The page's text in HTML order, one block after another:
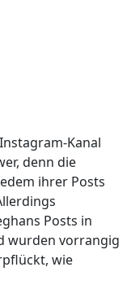
Kanal
denn die
ihrer Posts
Posts in
wurden vorrangig
wie